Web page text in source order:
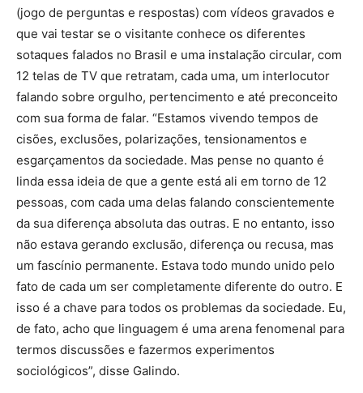
(jogo de perguntas e respostas) com vídeos gravados e
que vai testar se o visitante conhece os diferentes
sotaques falados no Brasil e uma instalação circular, com
12 telas de TV que retratam, cada uma, um interlocutor
falando sobre orgulho, pertencimento e até preconceito
com sua forma de falar. “Estamos vivendo tempos de
cisões, exclusões, polarizações, tensionamentos e
esgarçamentos da sociedade. Mas pense no quanto é
linda essa ideia de que a gente está ali em torno de 12
pessoas, com cada uma delas falando conscientemente
da sua diferença absoluta das outras. E no entanto, isso
não estava gerando exclusão, diferença ou recusa, mas
um fascínio permanente. Estava todo mundo unido pelo
fato de cada um ser completamente diferente do outro. E
isso é a chave para todos os problemas da sociedade. Eu,
de fato, acho que linguagem é uma arena fenomenal para
termos discussões e fazermos experimentos
sociológicos”, disse Galindo.